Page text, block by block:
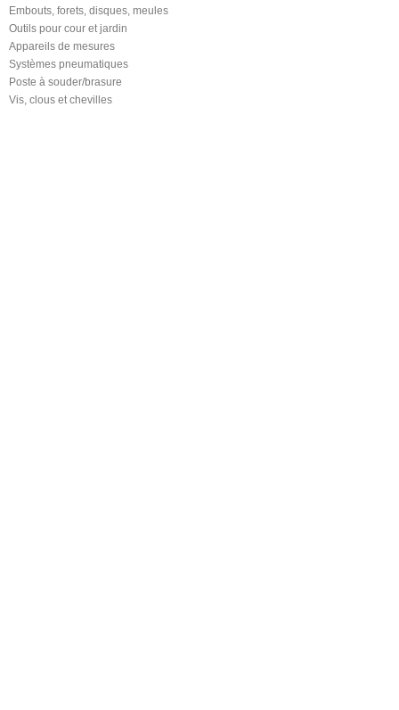
Embouts, forets, disques, meules
Outils pour cour et jardin
Appareils de mesures
Systèmes pneumatiques
Poste à souder/brasure
Vis, clous et chevilles